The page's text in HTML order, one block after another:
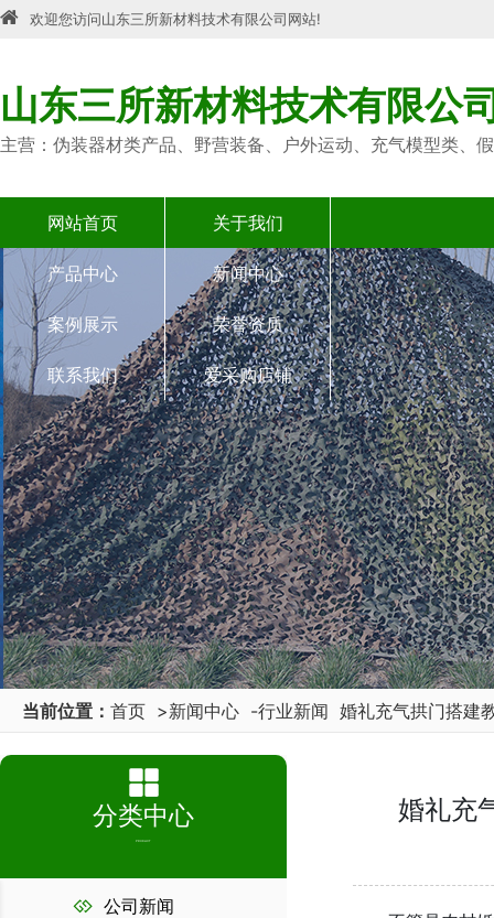
欢迎您访问山东三所新材料技术有限公司网站!
山东三所新材料技术有限公
主营：伪装器材类产品、野营装备、户外运动、充气模型类、
网站首页 关于我们
产品中心 新闻中心
案例展示 荣誉资质
联系我们 爱采购店铺
当前位置： 首页 >新闻中心 -行业新闻 婚礼充气拱门搭建
婚礼充
分类中心
PRODUCT
公司新闻